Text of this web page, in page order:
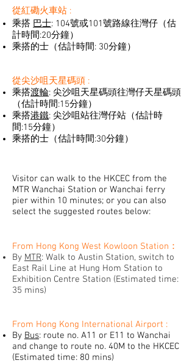
從紅磡火車站 :
乘搭 巴士: 104號或101號路線往灣仔（估
計時間:20分鐘）
乘搭的士（估計時間: 30分鐘）
從尖沙咀天星碼頭 :
乘搭渡輪: 尖沙咀天星碼頭往灣仔天星碼頭
（估計時間:15分鐘）
乘搭港鐵: 尖沙咀站往灣仔站（估計時
間:15分鐘）
乘搭的士（估計時間:30分鐘）
Visitor can walk to the HKCEC from the
MTR Wanchai Station or Wanchai ferry
pier within 10 minutes; or you can also
select the suggested routes below:
From Hong Kong West Kowloon Station：
By MTR: Walk to Austin Station, switch to
East Rail Line at Hung Hom Station to
Exhibition Centre Station (Estimated time:
35 mins)
From Hong Kong International Airport :
By Bus: route no. A11 or E11 to Wanchai
and change to route no. 40M to the HKCEC
(Estimated time: 80 mins)